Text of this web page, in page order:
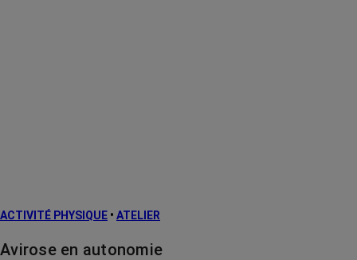
ACTIVITÉ PHYSIQUE • ATELIER
Avirose en autonomie